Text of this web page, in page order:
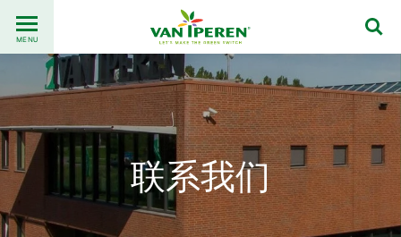
content
Back
to
homepage
MENU
联系我们